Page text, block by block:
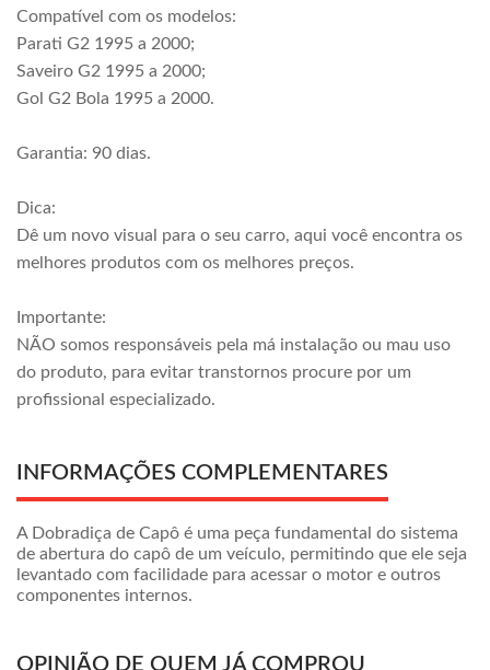
Compatível com os modelos:
Parati G2 1995 a 2000;
Saveiro G2 1995 a 2000;
Gol G2 Bola 1995 a 2000.
Garantia: 90 dias.
Dica:
Dê um novo visual para o seu carro, aqui você encontra os
melhores produtos com os melhores preços.
Importante:
NÃO somos responsáveis pela má instalação ou mau uso
do produto, para evitar transtornos procure por um
profissional especializado.
INFORMAÇÕES COMPLEMENTARES
A Dobradiça de Capô é uma peça fundamental do sistema
de abertura do capô de um veículo, permitindo que ele seja
levantado com facilidade para acessar o motor e outros
componentes internos.
OPINIÃO DE QUEM JÁ COMPROU